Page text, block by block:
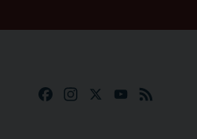
FacebookInstagramYouTube